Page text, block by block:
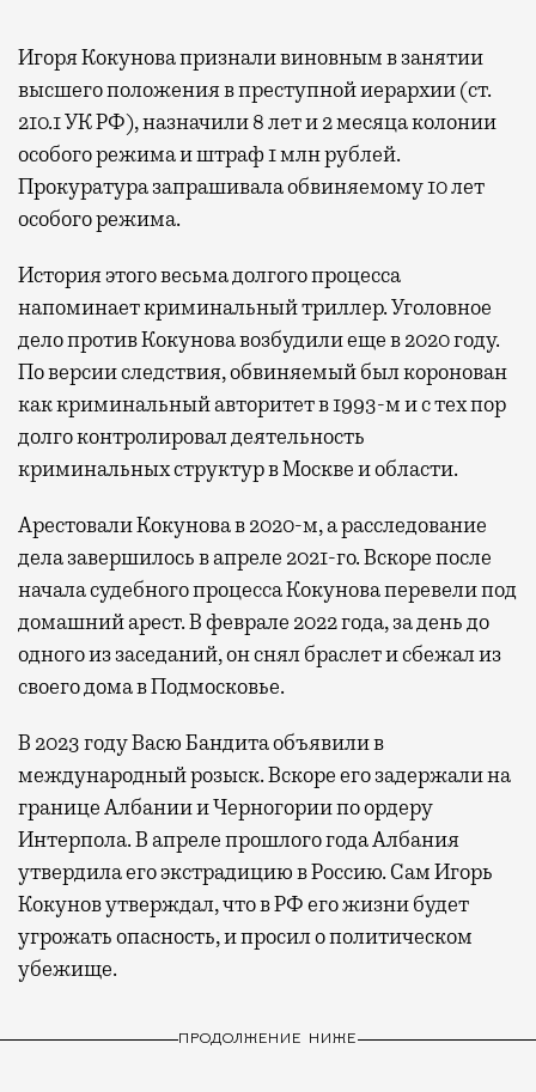
Игоря Кокунова признали виновным в занятии
высшего положения в преступной иерархии (ст.
210.1 УК РФ), назначили 8 лет и 2 месяца колонии
особого режима и штраф 1 млн рублей.
Прокуратура запрашивала обвиняемому 10 лет
особого режима.
История этого весьма долгого процесса
напоминает криминальный триллер. Уголовное
дело против Кокунова возбудили еще в 2020 году.
По версии следствия, обвиняемый был коронован
как криминальный авторитет в 1993-м и с тех пор
долго контролировал деятельность
криминальных структур в Москве и области.
Арестовали Кокунова в 2020-м, а расследование
дела завершилось в апреле 2021-го. Вскоре после
начала судебного процесса Кокунова перевели под
домашний арест. В феврале 2022 года, за день до
одного из заседаний, он снял браслет и сбежал из
своего дома в Подмосковье.
В 2023 году Васю Бандита объявили в
международный розыск. Вскоре его задержали на
границе Албании и Черногории по ордеру
Интерпола. В апреле прошлого года Албания
утвердила его экстрадицию в Россию. Сам Игорь
Кокунов утверждал, что в РФ его жизни будет
угрожать опасность, и просил о политическом
убежище.
ПРОДОЛЖЕНИЕ НИЖЕ